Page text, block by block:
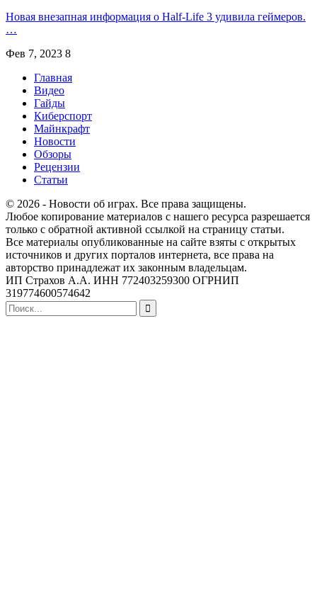
Новая внезапная информация о Half-Life 3 удивила геймеров.
…
Фев 7, 2023 8
Главная
Видео
Гайды
Киберспорт
Майнкрафт
Новости
Обзоры
Рецензии
Статьи
© 2026 - Новости об играх. Все права защищены.
Любое копирование материалов с нашего ресурса разрешается
только с обратной активной ссылкой на страницу статьи.
Все материалы опубликованные на сайте взяты с открытых
источников и других порталов интернета, все права на
авторство принадлежат их законным владельцам.
ИП Страхов А.А. ИНН 772403259300 ОГРНИП
319774600574642